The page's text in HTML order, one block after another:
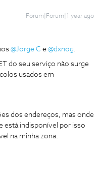
Forum|Forum|1 year ago
@Jorge C e ​ @dxnog.
do seu serviço não surge
usados em
dos endereços, mas onde
está indisponível por isso
na minha zona.